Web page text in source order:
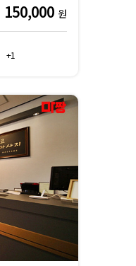
150,000 원
+1